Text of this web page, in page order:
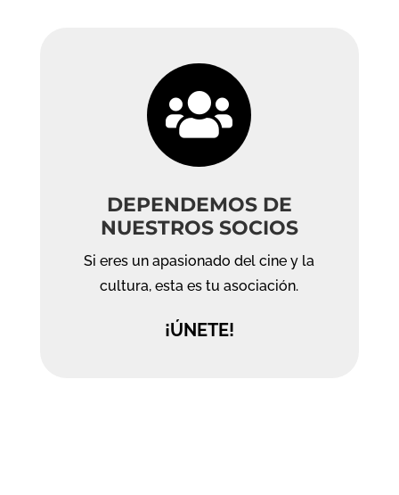

DEPENDEMOS DE
NUESTROS SOCIOS
Si eres un apasionado del cine y la
cultura, esta es tu asociación.
¡ÚNETE!